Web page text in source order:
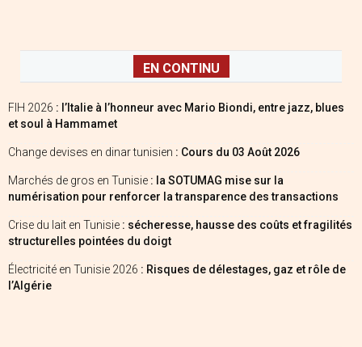
EN CONTINU
FIH 2026 : l’Italie à l’honneur avec Mario Biondi, entre jazz, blues
et soul à Hammamet
Change devises en dinar tunisien : Cours du 03 Août 2026
Marchés de gros en Tunisie : la SOTUMAG mise sur la
numérisation pour renforcer la transparence des transactions
Crise du lait en Tunisie : sécheresse, hausse des coûts et fragilités
structurelles pointées du doigt
Électricité en Tunisie 2026 : Risques de délestages, gaz et rôle de
l’Algérie